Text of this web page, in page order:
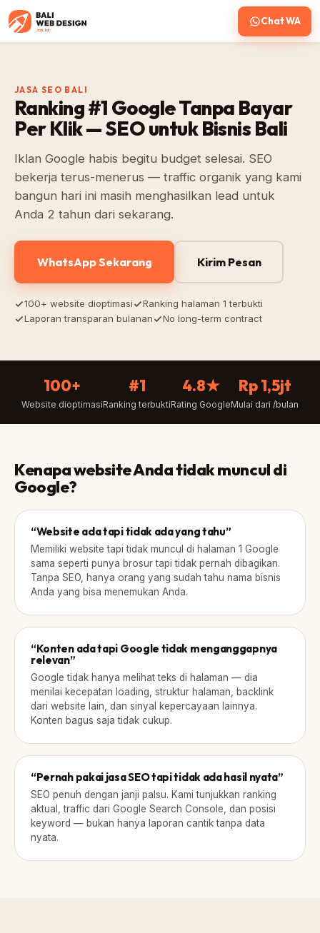
Chat WA
JASA SEO BALI
Ranking #1 Google Tanpa Bayar
Per Klik — SEO untuk Bisnis Bali
Iklan Google habis begitu budget selesai. SEO
bekerja terus-menerus — traffic organik yang kami
bangun hari ini masih menghasilkan lead untuk
Anda 2 tahun dari sekarang.
WhatsApp Sekarang Kirim Pesan
100+ website dioptimasi
Ranking halaman 1 terbukti
Laporan transparan bulanan
No long-term contract
100+
Website dioptimasi
#1
Ranking terbukti
4.8★
Rating Google
Rp 1,5jt
Mulai dari /bulan
Kenapa website Anda tidak muncul di
Google?
“Website ada tapi tidak ada yang tahu”
Memiliki website tapi tidak muncul di halaman 1 Google
sama seperti punya brosur tapi tidak pernah dibagikan.
Tanpa SEO, hanya orang yang sudah tahu nama bisnis
Anda yang bisa menemukan Anda.
“Konten ada tapi Google tidak menganggapnya
relevan”
Google tidak hanya melihat teks di halaman — dia
menilai kecepatan loading, struktur halaman, backlink
dari website lain, dan sinyal kepercayaan lainnya.
Konten bagus saja tidak cukup.
“Pernah pakai jasa SEO tapi tidak ada hasil nyata”
SEO penuh dengan janji palsu. Kami tunjukkan ranking
aktual, traffic dari Google Search Console, dan posisi
keyword — bukan hanya laporan cantik tanpa data
nyata.